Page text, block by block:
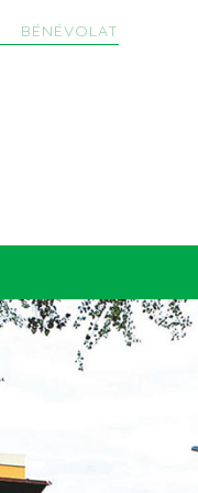
BÉNÉVOLAT